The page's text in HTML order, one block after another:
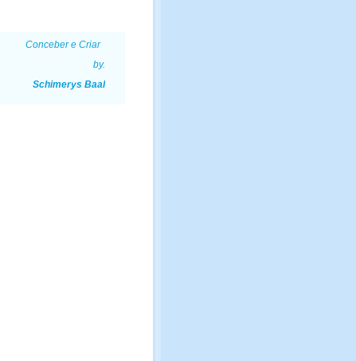
Conceber e Criar
by.
Schimerys Baal